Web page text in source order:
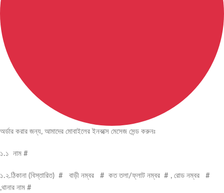
অর্ডার করার জন্য, আমাদের মোবাইলের ইনবক্সে মেসেজ সেন্ড করুনঃ
১.১ নাম #
১.২.ঠিকানা (বিস্তারিত) # বাড়ী নম্বর # কত তলা/ফ্লাট নম্বর # , রোড নম্বর #
,থানার নাম #